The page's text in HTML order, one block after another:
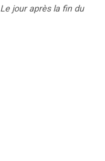
Le jour après la fin du